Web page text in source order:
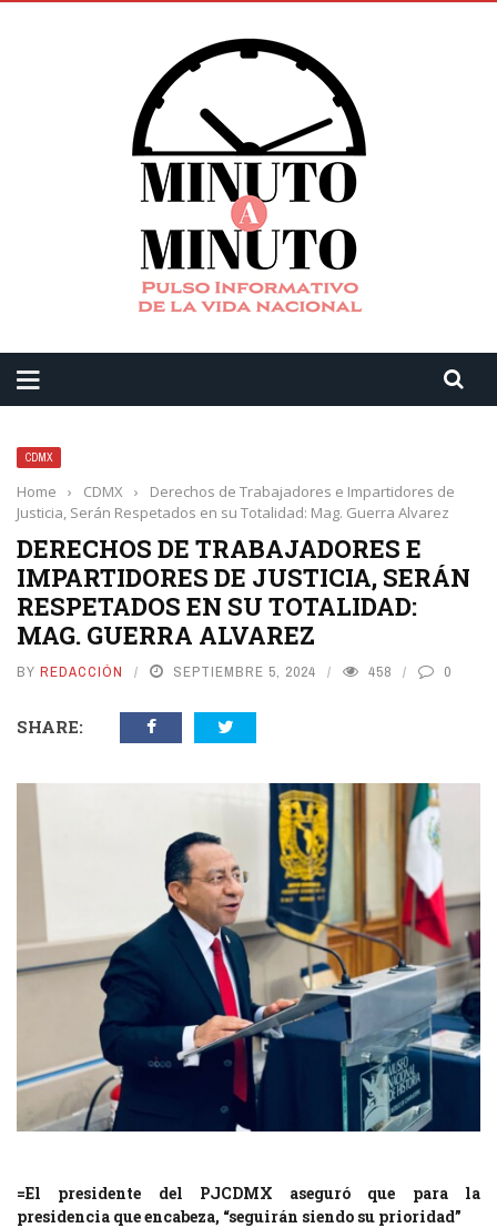
CDMX
Home › CDMX ›
Derechos de Trabajadores e Impartidores de
Justicia, Serán Respetados en su Totalidad: Mag. Guerra Alvarez
DERECHOS DE TRABAJADORES E
IMPARTIDORES DE JUSTICIA, SERÁN
RESPETADOS EN SU TOTALIDAD:
MAG. GUERRA ALVAREZ
BY REDACCIÓN SEPTIEMBRE 5, 2024 458 0
SHARE:
=El presidente del PJCDMX aseguró que para la
presidencia que encabeza, “seguirán siendo su prioridad”